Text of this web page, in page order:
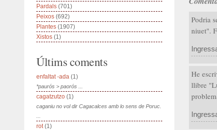
Podria
niuet".
He
llibre
Pardals (701)
Peixos (692)
Plantes (1907)
Xistos (1)
Últims coments
enfaltat -ada (1)
*paurós > paorós ...
cagatzutzo (1)
caganiu no vol dir Cagacalces amb lo sens de Poruc.
rot(1)